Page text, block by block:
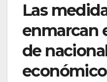
Las
enmarcan
de